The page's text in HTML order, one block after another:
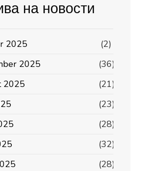
на новости
2025
(2)
2025
(36)
2025
(21)
(23)
(28)
(32)
(28)